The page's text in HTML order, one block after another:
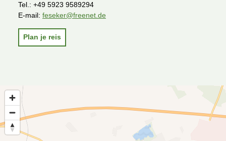
Tel.: +49 5923 9589294
E-mail: feseker@freenet.de
Plan je reis